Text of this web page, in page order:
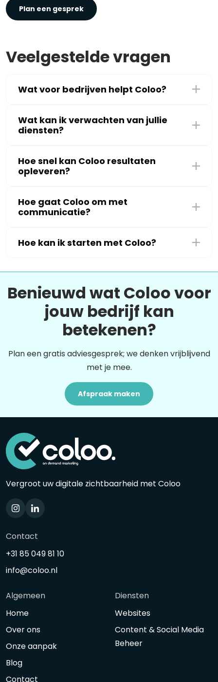
Plan een gesprek
Veelgestelde vragen
Wat voor bedrijven helpt Coloo?
Wat kan ik verwachten van jullie
diensten?
Hoe snel kan Coloo resultaten
opleveren?
Hoe gaat Coloo om met
communicatie?
Hoe kan ik starten met Coloo?
Benieuwd wat Coloo voor
jouw bedrijf kan
betekenen?
Plan een gratis adviesgesprek; we denken vrijblijvend
met je mee.
Afspraak maken
Vergroot uw digitale zichtbaarheid met Coloo
Contact
+31 85 049 81 10
info@coloo.nl
Algemeen
Home
Over ons
Onze aanpak
Blog
Contact
Diensten
Websites
Content & Social Media
Beheer